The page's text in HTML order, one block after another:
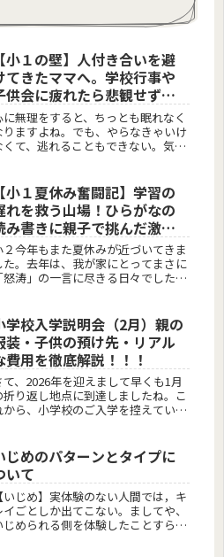
【小１の壁】人付き合いを避
てきたママへ。学校行事や
供会に疲れたら悲観せず自
をほめてゆっくり休もう
に無理をすると、ちっとも眠れなく
りますよね。でも、やらなきゃいけ
くて、逃れることもできない。気づ
もしれませんよ。しんどくなった自分
責めないで、ほめてください。
・・・...
【小１夏休み奮闘記】学習の
れを救う山場！ひらがなの
み書きに親子で挑んだ激動
夏
２今年もまた夏休みが近づいてきま
た。去年は、我が家にとってまさに
「怒涛」の一言に尽きる日々でした。
れてしまう」という予期せぬトラブ
が発生し、意図とせず再び学校へ足
...
学校入学説明会（2月）親の
装・子供の預け先・リアル
費用を徹底解説！！！
て、2026年を迎えまして早くも1月
折り返し地点に到達しましたね。こ
から、小学校のご入学を控えている
要かもしれませんし、お金の準備だ
てあります。「ランドセルと学習...
じめのパターンとタイプに
いて
【いじめ】実体験のない人間では，キ
イごとしか出てこない。ましてや、
じめられる側を体験したことすらな